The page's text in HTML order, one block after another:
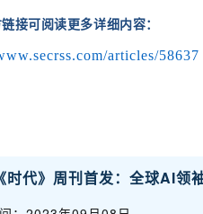
接可阅读更多详细内容：
articles/58637
时代》周刊首发：全球AI领